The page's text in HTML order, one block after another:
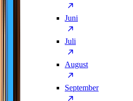
Juni
Juli
August
September